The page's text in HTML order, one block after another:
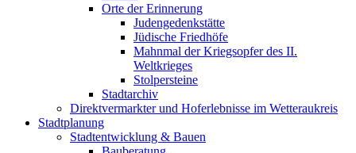
Orte der Erinnerung
Judengedenkstätte
Jüdische Friedhöfe
Mahnmal der Kriegsopfer des II.
Weltkrieges
Stolpersteine
Stadtarchiv
Direktvermarkter und Hoferlebnisse im Wetteraukreis
Stadtplanung
Stadtentwicklung & Bauen